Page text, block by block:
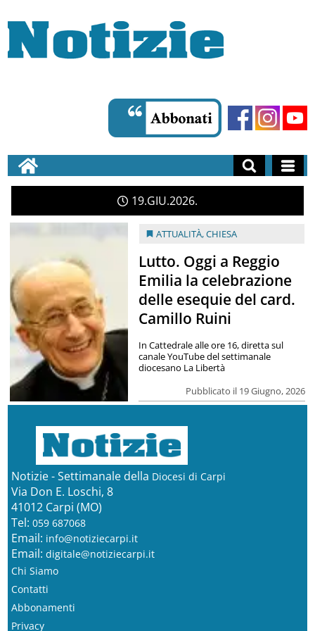
19 GIU 2026
ATTUALITÀ,CHIESA
Lutto. Oggi a Reggio
Emilia la celebrazione
delle esequie del card.
Camillo Ruini
Pubblicato il 19 Giugno, 2026
In Cattedrale alle ore 16, diretta sul
canale YouTube del settimanale
diocesano La Libertà
Notizie - Settimanale della Diocesi di Carpi
Via Don E. Loschi, 8
41012 Carpi (MO)
Tel: 059 687068
Email: info@notiziecarpi.it
Email: digitale@notiziecarpi.it
Chi Siamo
Contatti
Abbonamenti
Privacy